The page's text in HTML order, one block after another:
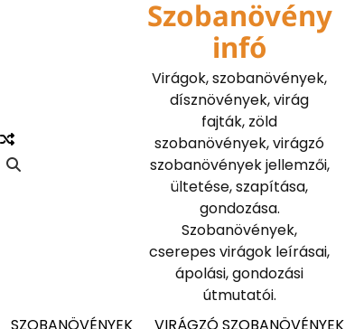
Szobanövény
infó
Virágok, szobanövények,
dísznövények, virág
fajták, zöld
szobanövények, virágzó
szobanövények jellemzői,
ültetése, szapítása,
gondozása.
Szobanövények,
cserepes virágok leírásai,
ápolási, gondozási
útmutatói.